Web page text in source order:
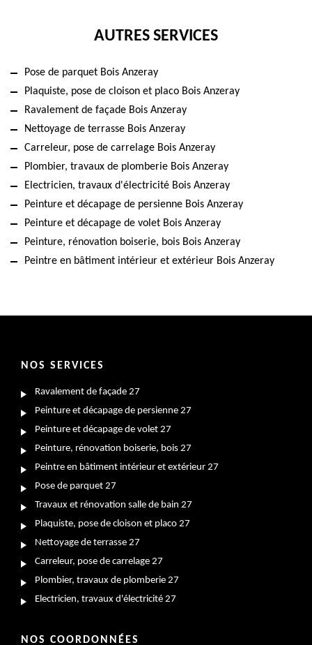
AUTRES SERVICES
Pose de parquet Bois Anzeray
Plaquiste, pose de cloison et placo Bois Anzeray
Ravalement de façade Bois Anzeray
Nettoyage de terrasse Bois Anzeray
Carreleur, pose de carrelage Bois Anzeray
Plombier, travaux de plomberie Bois Anzeray
Electricien, travaux d'électricité Bois Anzeray
Peinture et décapage de persienne Bois Anzeray
Peinture et décapage de volet Bois Anzeray
Peinture, rénovation boiserie, bois Bois Anzeray
Peintre en bâtiment intérieur et extérieur Bois Anzeray
NOS SERVICES
Ravalement de façade 27
Peinture et décapage de persienne 27
Peinture et décapage de volet 27
Peinture, rénovation boiserie, bois 27
Peintre en bâtiment intérieur et extérieur 27
Pose de parquet 27
Travaux et rénovation salle de bain 27
Plaquiste, pose de cloison et placo 27
Nettoyage de terrasse 27
Carreleur, pose de carrelage 27
Plombier, travaux de plomberie 27
Electricien, travaux d'électricité 27
NOS COORDONNÉES